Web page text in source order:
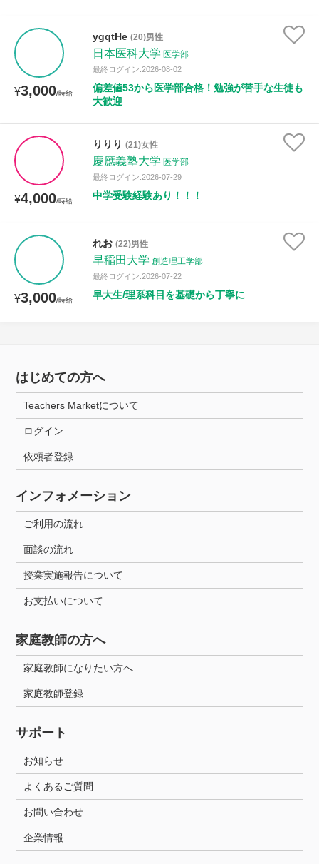
¥3,000/時給
ygqtHe (20)男性
日本医科大学 医学部
最終ログイン:2026-08-02
偏差値53から医学部合格！勉強が苦手な生徒も
大歓迎
¥4,000/時給
りりり (21)女性
慶應義塾大学 医学部
最終ログイン:2026-07-29
中学受験経験あり！！！
¥3,000/時給
れお (22)男性
早稲田大学 創造理工学部
最終ログイン:2026-07-22
早大生/理系科目を基礎から丁寧に
はじめての方へ
Teachers Marketについて
ログイン
依頼者登録
インフォメーション
ご利用の流れ
面談の流れ
授業実施報告について
お支払いについて
家庭教師の方へ
家庭教師になりたい方へ
家庭教師登録
サポート
お知らせ
よくあるご質問
お問い合わせ
企業情報